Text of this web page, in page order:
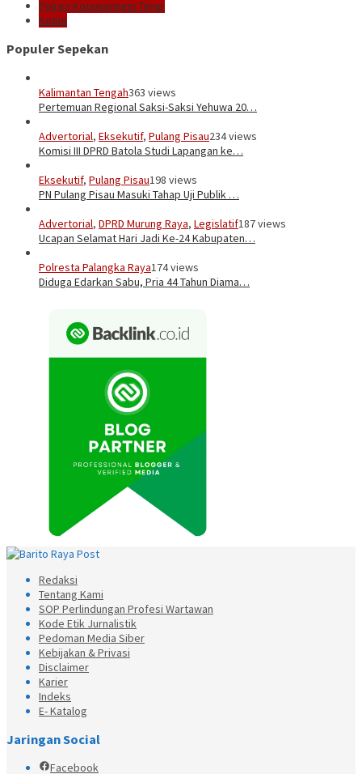
Polres Kotawaringin Timur
Kotim
Populer Sepekan
Kalimantan Tengah363 views
Pertemuan Regional Saksi-Saksi Yehuwa 20…
Advertorial, Eksekutif, Pulang Pisau234 views
Komisi III DPRD Batola Studi Lapangan ke…
Eksekutif, Pulang Pisau198 views
PN Pulang Pisau Masuki Tahap Uji Publik …
Advertorial, DPRD Murung Raya, Legislatif187 views
Ucapan Selamat Hari Jadi Ke-24 Kabupaten…
Polresta Palangka Raya174 views
Diduga Edarkan Sabu, Pria 44 Tahun Diama…
Redaksi
Tentang Kami
SOP Perlindungan Profesi Wartawan
Kode Etik Jurnalistik
Pedoman Media Siber
Kebijakan & Privasi
Disclaimer
Karier
Indeks
E- Katalog
Jaringan Social
Facebook